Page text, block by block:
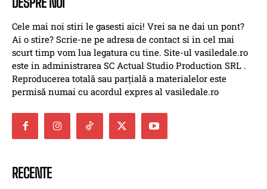
Cele mai noi stiri le gasesti aici! Vrei sa ne dai un pont?
Ai o stire? Scrie-ne pe adresa de contact si in cel mai
scurt timp vom lua legatura cu tine. Site-ul vasiledale.ro
este in administrarea SC Actual Studio Production SRL .
Reproducerea totală sau parțială a materialelor este
permisă numai cu acordul expres al vasiledale.ro
RECENTE